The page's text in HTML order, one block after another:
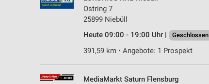
Ostring 7
25899 Niebüll
Heute 09:00 - 19:00 Uhr |
Geschlossen
391,59 km • Angebote: 1 Prospekt
MediaMarkt Saturn Flensburg